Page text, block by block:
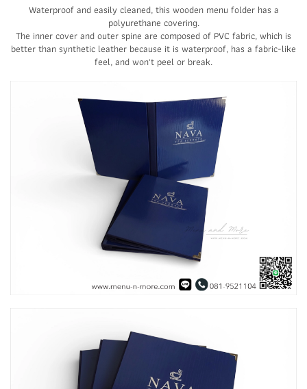
Waterproof and easily cleaned, this wooden menu folder has a
polyurethane covering.
The inner cover and outer spine are composed of PVC fabric, which is
better than synthetic leather because it is waterproof, has a fabric-like
feel, and won't peel or break.